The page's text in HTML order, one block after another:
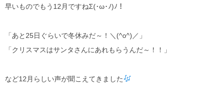
早いものでもう12月ですねΣ(･ω･ﾉ)ﾉ！
「あと25日ぐらいで冬休みだ～！＼(^o^)／」
「クリスマスはサンタさんにあれもらうんだ～！！」
など12月らしい声が聞こえてきました